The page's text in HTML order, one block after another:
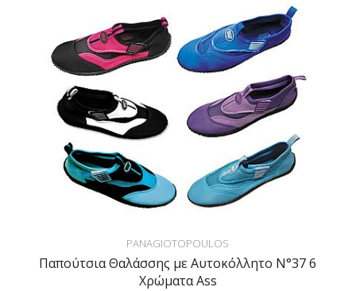
PANAGIOTOPOULOS
Παπούτσια Θαλάσσης με Αυτοκόλλητο N°37 6
Χρώματα Ass